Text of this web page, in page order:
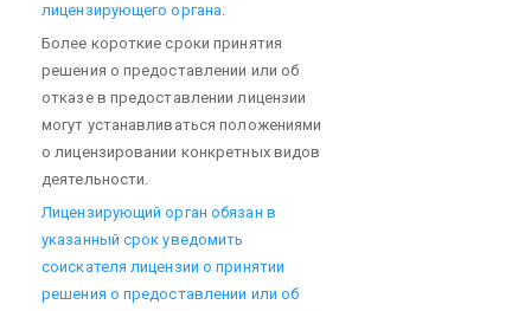
лицензирующего органа.
Более короткие сроки принятия
решения о предоставлении или об
отказе в предоставлении лицензии
могут устанавливаться положениями
о лицензировании конкретных видов
деятельности.
Лицензирующий орган обязан в
указанный срок уведомить
соискателя лицензии о принятии
решения о предоставлении или об